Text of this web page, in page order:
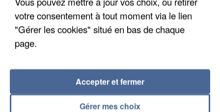
votre consentement à tout moment via le lien
"Gérer les cookies" situé en bas de chaque
page.
Gérer mes choix
Accepter et fermer